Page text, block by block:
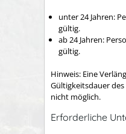
unter 24 Jahren:
gültig.
ab 24 Jahren:
gültig.
Hinweis: Eine
Gültigkeitsdauer
nicht möglich.
Erforderliche